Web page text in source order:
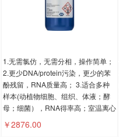
1.无需氯仿，无需分相，操作简单；
2.更少DNA/protein污染，更少的苯
酚残留，RNA质量高； 3.适合多种
样本(动植物细胞、组织、体液；酵
母；细菌），RNA得率高；室温离心
￥2876.00